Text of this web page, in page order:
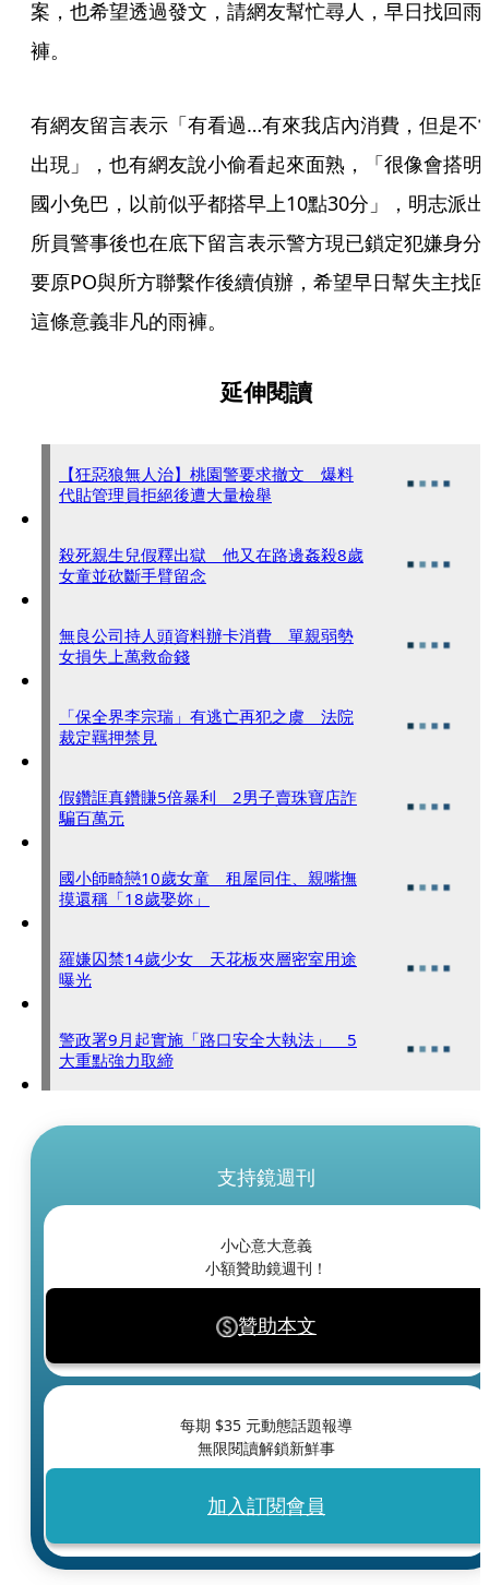
案，也希望透過發文，請網友幫忙尋人，早日找回雨
褲。
有網友留言表示「有看過…有來我店內消費，但是不
出現」，也有網友說小偷看起來面熟，「很像會搭明
國小免巴，以前似乎都搭早上10點30分」，明志派出
所員警事後也在底下留言表示警方現已鎖定犯嫌身分
要原PO與所方聯繫作後續偵辦，希望早日幫失主找回
這條意義非凡的雨褲。
延伸閱讀
【狂惡狼無人治】桃園警要求撤文 爆料
代貼管理員拒絕後遭大量檢舉
殺死親生兒假釋出獄 他又在路邊姦殺8歲
女童並砍斷手臂留念
無良公司持人頭資料辦卡消費 單親弱勢
女損失上萬救命錢
「保全界李宗瑞」有逃亡再犯之虞 法院
裁定羈押禁見
假鑽誆真鑽賺5倍暴利 2男子賣珠寶店詐
騙百萬元
國小師畸戀10歲女童 租屋同住、親嘴撫
摸還稱「18歲娶妳」
羅嫌囚禁14歲少女 天花板夾層密室用途
曝光
警政署9月起實施「路口安全大執法」 5
大重點強力取締
支持鏡週刊
小心意大意義
小額贊助鏡週刊！
贊助本文
每期 $35 元動態話題報導
無限閱讀解鎖新鮮事
加入訂閱會員